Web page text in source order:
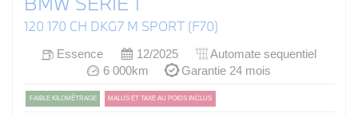
120 170 CH DKG7 M SPORT (F70)
Essence 12/2025
Automate sequentiel
6 000km
Garantie 24 mois
FAIBLE KILOMÉTRAGE MALUS ET TAXE AU POIDS INCLUS